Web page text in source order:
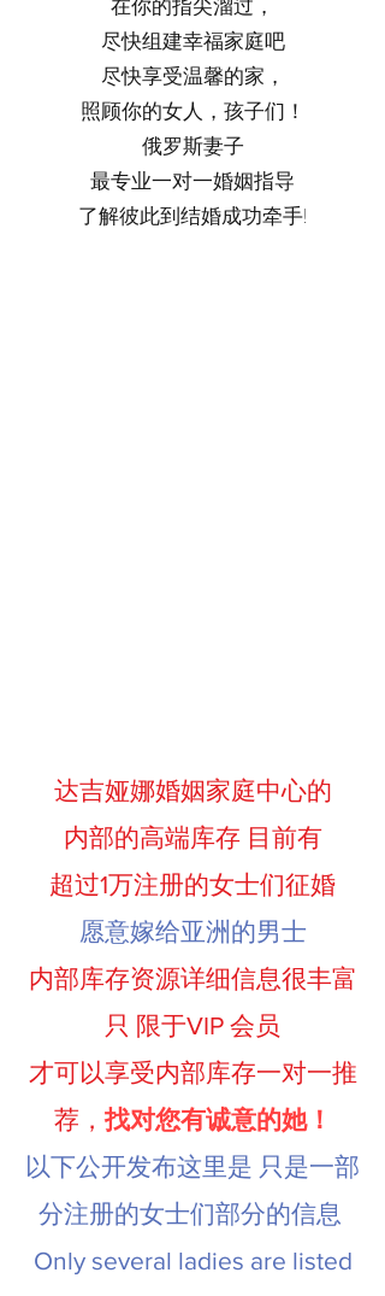
在你的指尖溜过，
尽快组建幸福家庭吧
尽快享受温馨的家，
照顾你的女人，孩子们！
俄罗斯妻子
最专业一对一婚姻指导
了解彼此到结婚成功牵手!
达吉娅娜婚姻家庭中心的
内部的高端库存 目前有
超过1万注册的女士们征婚
愿意嫁给亚洲的男士
内部库存资源详细信息很丰富
只 限于VIP 会员
才可以享受内部库存一对一推
荐，找对您有诚意的她！
以下公开发布这里是 只是一部
分注册的女士们部分的信息
Only several ladies are listed